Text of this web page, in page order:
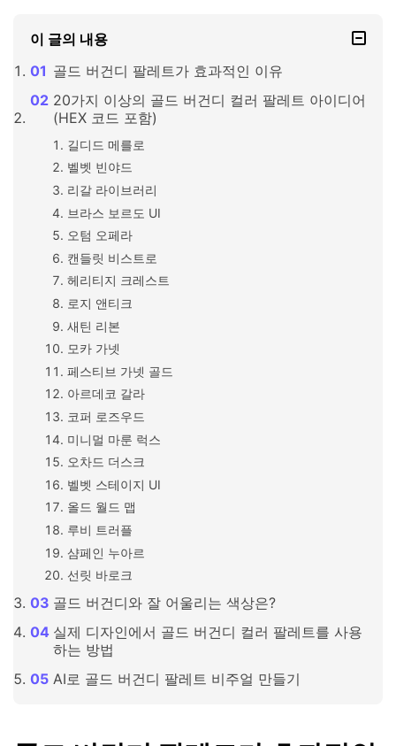
이 글의 내용
골드 버건디 팔레트가 효과적인 이유
20가지 이상의 골드 버건디 컬러 팔레트 아이디어
(HEX 코드 포함)
길디드 메를로
벨벳 빈야드
리갈 라이브러리
브라스 보르도 UI
오텀 오페라
캔들릿 비스트로
헤리티지 크레스트
로지 앤티크
새틴 리본
모카 가넷
페스티브 가넷 골드
아르데코 갈라
코퍼 로즈우드
미니멀 마룬 럭스
오차드 더스크
벨벳 스테이지 UI
올드 월드 맵
루비 트러플
샴페인 누아르
선릿 바로크
골드 버건디와 잘 어울리는 색상은?
실제 디자인에서 골드 버건디 컬러 팔레트를 사용
하는 방법
AI로 골드 버건디 팔레트 비주얼 만들기